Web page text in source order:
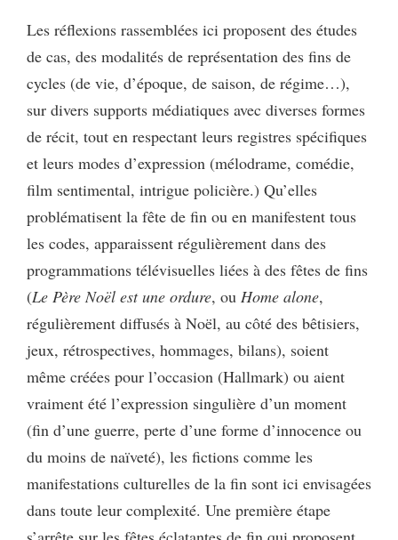
Les réflexions rassemblées ici proposent des études
de cas, des modalités de représentation des fins de
cycles (de vie, d’époque, de saison, de régime…),
sur divers supports médiatiques avec diverses formes
de récit, tout en respectant leurs registres spécifiques
et leurs modes d’expression (mélodrame, comédie,
film sentimental, intrigue policière.) Qu’elles
problématisent la fête de fin ou en manifestent tous
les codes, apparaissent régulièrement dans des
programmations télévisuelles liées à des fêtes de fins
(Le Père Noël est une ordure, ou Home alone,
régulièrement diffusés à Noël, au côté des bêtisiers,
jeux, rétrospectives, hommages, bilans), soient
même créées pour l’occasion (Hallmark) ou aient
vraiment été l’expression singulière d’un moment
(fin d’une guerre, perte d’une forme d’innocence ou
du moins de naïveté), les fictions comme les
manifestations culturelles de la fin sont ici envisagées
dans toute leur complexité. Une première étape